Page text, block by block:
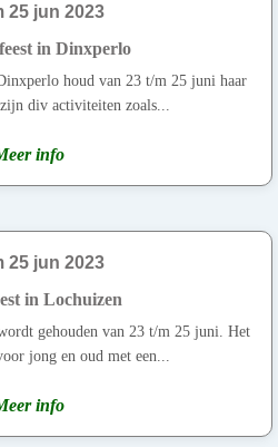
25 jun 2023
in Dinxperlo
houd van 23 t/m 25 juni haar
div activiteiten zoals...
info
25 jun 2023
in Lochuizen
gehouden van 23 t/m 25 juni. Het
jong en oud met een...
info